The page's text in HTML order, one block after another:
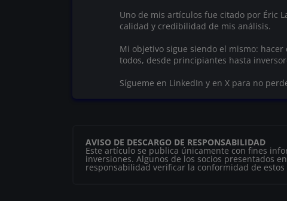
Uno de mis artículos fue citado por Éric
calidad y credibilidad de mis análisis.
Mi objetivo sigue siendo el mismo:
todos, desde principiantes hasta
Sígueme en LinkedIn y en X para no
AVISO DE DESCARGO DE RESPONSABILIDAD
Este artículo se publica únicamente con fines
inversiones. Algunos de los socios presentados
responsabilidad verificar la conformidad de